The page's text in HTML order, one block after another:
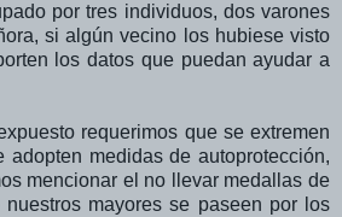
por tres individuos, dos varones
si algún vecino los hubiese visto
los datos que puedan ayudar a
requerimos que se extremen
adopten medidas de autoprotección,
mencionar el no llevar medallas de
mayores se paseen por los